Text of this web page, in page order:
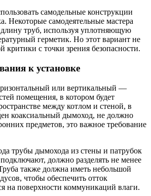
самодельные конструкции
Некоторые самодеятельные мастера
труб, используя уплотняющую
герметик. Но этот вариант не
критики с точки зрения безопасности.
к установке
или вертикальный —
помещения, в котором будет
между котлом и стеной, в
коаксиальный дымоход, не должно
предметов, это важное требование
трубы дымохода из стены и патрубок
должно разделять не менее
также должна иметь небольшой
чтобы обеспечить отток
на поверхности коммуникаций влаги.